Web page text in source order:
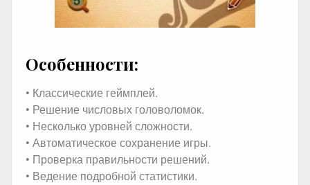
Особенности:
• Классические геймплей.
• Решение числовых головоломок.
• Несколько уровней сложности.
• Автоматическое сохранение игры.
• Проверка правильности решений.
• Ведение подробной статистики.